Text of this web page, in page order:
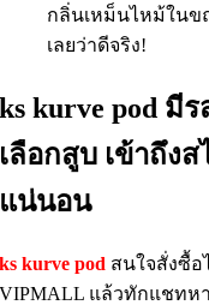
กลิ่นเหม็นไหม้ใน
เลยว่าดีจริง!
ks kurve pod มี
เลือกสูบ เข้าถึง
แน่นอน
ks kurve pod สนใจสั่งซื้อ
VIPMALL แล้วทักแชทห